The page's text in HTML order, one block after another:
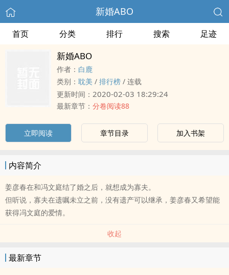
新婚ABO
首页 分类 排行 搜索 足迹
新婚ABO
作者： 白鹿
类别： 耽美 / 排行榜 / 连载
更新时间： 2020-02-03 18:29:24
最新章节： 分卷阅读88
立即阅读 章节目录 加入书架
内容简介
姜彦春在和冯文庭结了婚之后，就想成为寡夫。
但听说，寡夫在遗嘱未立之前，没有遗产可以继承，姜彦春又希望能
获得冯文庭的爱情。
收起
最新章节